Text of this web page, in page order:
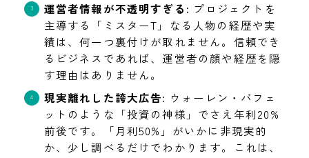
運営者情報が不透明すぎる: プロジェクトを
主導する「ミスターT」なる人物の経歴や実
績は、何一つ裏付けが取れません。信頼でき
るビジネスであれば、運営者の顔や経歴を隠
す理由はありません。
現実離れした誇大広告: ウォーレン・バフェ
ットのような「投資の神様」でさえ年利20%
前後です。「月利50%」がいかに非現実的
か、少し調べるだけでわかります。これは、